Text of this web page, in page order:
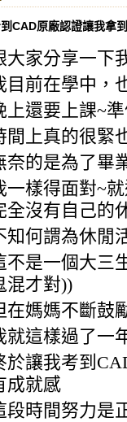
CAD原廠認證讓我拿
大家分享一下
目前在學中，
上還要上課~
間上真的很緊
奈的是為了畢
一樣得面對~
全沒有自己的
知何謂為休閒
不是一個大三
混才對))
在媽媽不斷鼓
就這樣過了一
於讓我考到
成就感
段時間努力是